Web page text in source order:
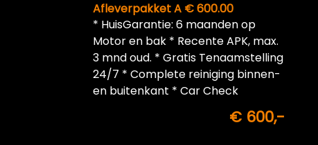
Afleverpakket A € 600.00
* HuisGarantie: 6 maanden op
Motor en bak * Recente APK, max.
3 mnd oud. * Gratis Tenaamstelling
24/7 * Complete reiniging binnen-
en buitenkant * Car Check
€ 600,-